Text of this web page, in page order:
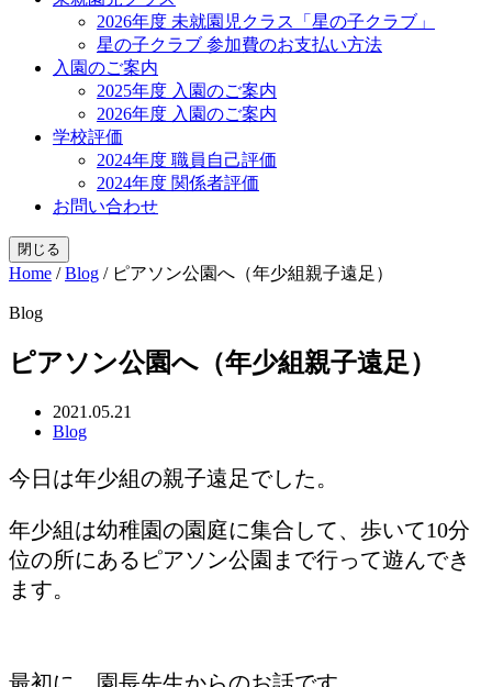
2026年度 未就園児クラス「星の子クラブ」
星の子クラブ 参加費のお支払い方法
入園のご案内
2025年度 入園のご案内
2026年度 入園のご案内
学校評価
2024年度 職員自己評価
2024年度 関係者評価
お問い合わせ
閉じる
Home /Blog / ピアソン公園へ（年少組親子遠足）
Blog
ピアソン公園へ（年少組親子遠足）
2021.05.21
Blog
今日は年少組の親子遠足でした。
年少組は幼稚園の園庭に集合して、歩いて10分
位の所にあるピアソン公園まで行って遊んでき
ます。